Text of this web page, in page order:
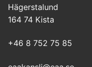
Hägerstalund
164 74 Kista
+46 8 752 75 85